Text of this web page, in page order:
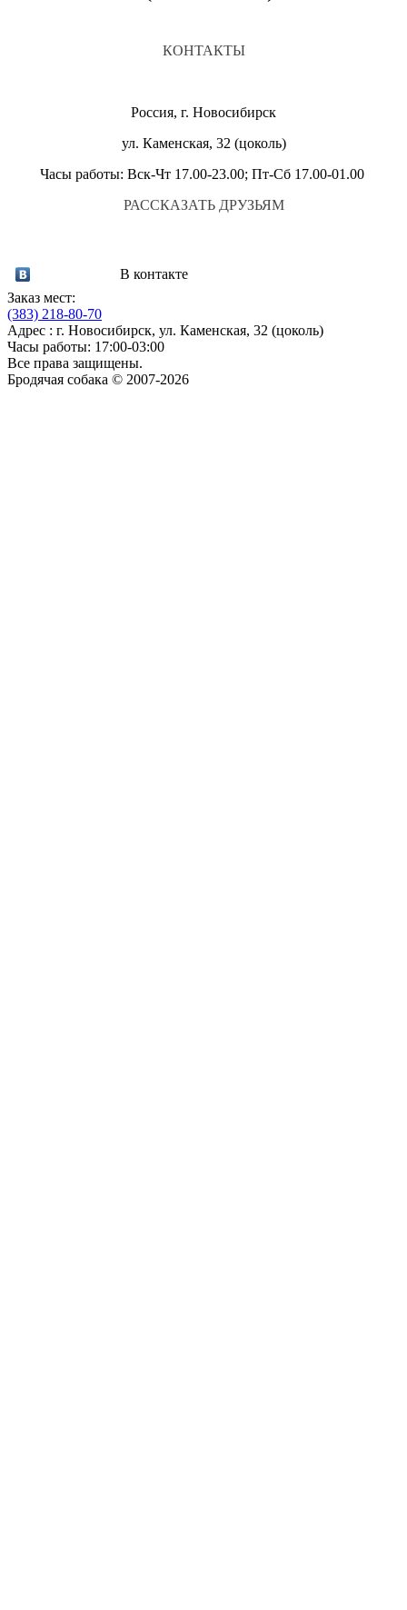
КОНТАКТЫ
Россия, г. Новосибирск
ул. Каменская, 32 (цоколь)
Часы работы: Вск-Чт 17.00-23.00; Пт-Сб 17.00-01.00
РАССКАЗАТЬ ДРУЗЬЯМ
В контакте
Заказ мест:
(383) 218-80-70
Адрес : г. Новосибирск, ул. Каменская, 32 (цоколь)
Часы работы: 17:00-03:00
Все права защищены.
Бродячая собака © 2007-2026